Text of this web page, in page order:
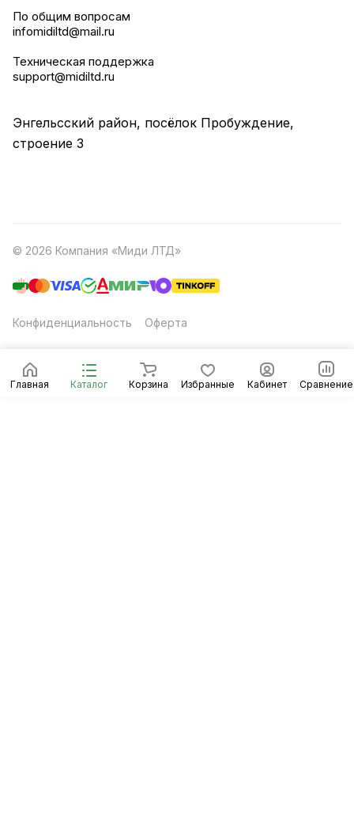
Главная Каталог Корзина Избранные Кабинет Сравнение
По общим вопросам
infomidiltd@mail.ru
Техническая поддержка
support@midiltd.ru
Энгельсский район, посёлок Пробуждение,
строение 3
© 2026 Компания «Миди ЛТД»
Конфиденциальность Оферта